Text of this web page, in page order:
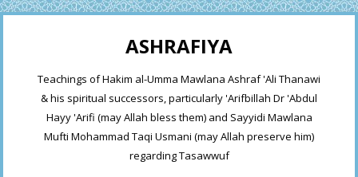
ASHRAFIYA
Teachings of Hakim al-Umma Mawlana Ashraf 'Ali Thanawi
& his spiritual successors, particularly 'Arifbillah Dr 'Abdul
Hayy 'Arifi (may Allah bless them) and Sayyidi Mawlana
Mufti Mohammad Taqi Usmani (may Allah preserve him)
regarding Tasawwuf